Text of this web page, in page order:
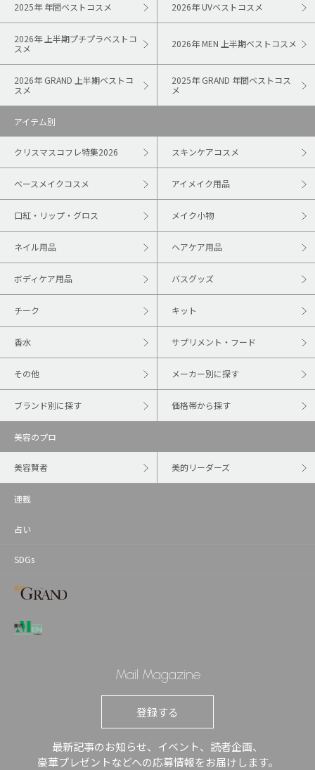
2025年 年間ベストコスメ 2026年 UVベストコスメ
2026年 上半期プチプラベストコ
スメ
2026年 MEN 上半期ベストコスメ
2026年 GRAND 上半期ベストコ
スメ
2025年 GRAND 年間ベストコス
メ
アイテム別
クリスマスコフレ特集2026 スキンケアコスメ
ベースメイクコスメ アイメイク用品
口紅・リップ・グロス メイク小物
ネイル用品 ヘアケア用品
ボディケア用品 バスグッズ
チーク キット
香水 サプリメント・フード
その他 メーカー別に探す
ブランド別に探す 価格帯から探す
美容のプロ
美容賢者 美的リーダーズ
連載
占い
SDGs
Mail Magazine
登録する
最新記事のお知らせ、イベント、読者企画、
豪華プレゼントなどへの応募情報をお届けします。